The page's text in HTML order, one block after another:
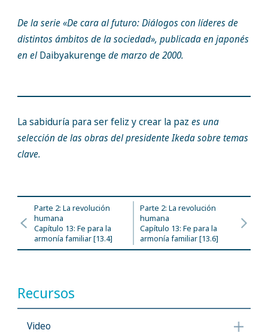
De la serie «De cara al futuro: Diálogos con líderes de
distintos ámbitos de la sociedad», publicada en japonés
en elDaibyakurenge de marzo de 2000.
La sabiduría para ser feliz y crear la paz es una
selección de las obras del presidente Ikeda sobre temas
clave.
Parte 2: La revolución
humana
Capítulo 13: Fe para la
armonía familiar [13.4]
Parte 2: La revolución
humana
Capítulo 13: Fe para la
armonía familiar [13.6]
Recursos
Video